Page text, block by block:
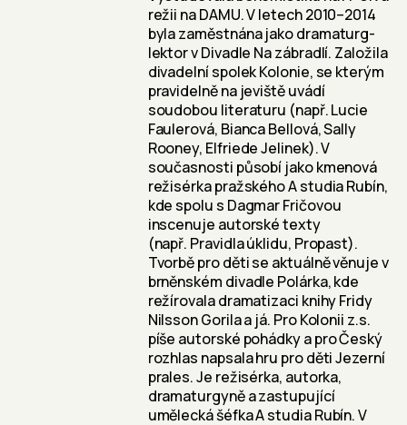
režii na DAMU. V letech 2010–2014
byla zaměstnána jako dramaturg-
lektor v Divadle Na zábradlí. Založila
divadelní spolek Kolonie, se kterým
pravidelně na jeviště uvádí
soudobou literaturu (např. Lucie
Faulerová, Bianca Bellová, Sally
Rooney, Elfriede Jelinek). V
současnosti působí jako kmenová
režisérka pražského A studia Rubín,
kde spolu s Dagmar Fričovou
inscenuje autorské texty
(např. Pravidla úklidu, Propast).
Tvorbě pro děti se aktuálně věnuje v
brněnském divadle Polárka, kde
režírovala dramatizaci knihy Fridy
Nilsson Gorila a já. Pro Kolonii z.s.
píše autorské pohádky a pro Český
rozhlas napsala hru pro děti Jezerní
prales. Je režisérka, autorka,
dramaturgyně a zastupující
umělecká šéfka A studia Rubín. V